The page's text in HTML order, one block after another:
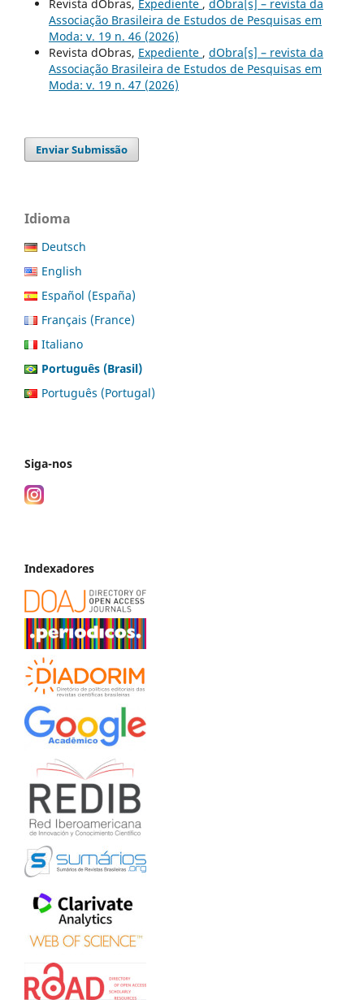
Revista dObras, Expediente , dObra[s] – revista da
Associação Brasileira de Estudos de Pesquisas em
Moda: v. 19 n. 46 (2026)
Revista dObras, Expediente , dObra[s] – revista da
Associação Brasileira de Estudos de Pesquisas em
Moda: v. 19 n. 47 (2026)
Enviar Submissão
Idioma
Deutsch
English
Español (España)
Français (France)
Italiano
Português (Brasil)
Português (Portugal)
Siga-nos
Indexadores